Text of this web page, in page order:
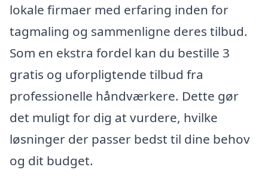
lokale firmaer med erfaring inden for
tagmaling og sammenligne deres tilbud.
Som en ekstra fordel kan du bestille 3
gratis og uforpligtende tilbud fra
professionelle håndværkere. Dette gør
det muligt for dig at vurdere, hvilke
løsninger der passer bedst til dine behov
og dit budget.